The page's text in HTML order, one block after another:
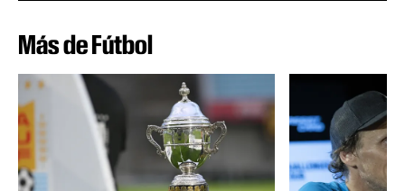
Más de Fútbol